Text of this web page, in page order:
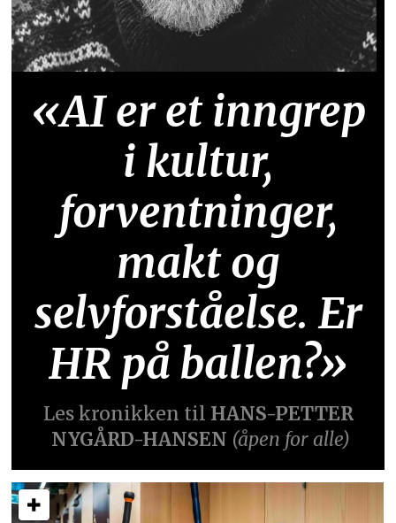
«AI er et inngrep
i kultur,
forventninger,
makt og
selvforståelse. Er
HR på ballen?»
Les kronikken til HANS-PETTER
NYGÅRD-HANSEN (åpen for alle)